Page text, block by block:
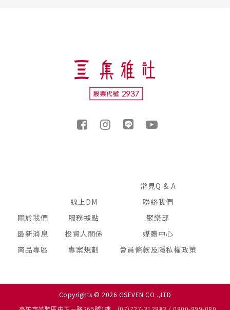
關於我們
最新消息
商品專區
線上DM
服務據點
投資人關係
專案規劃
常見Q & A
聯絡我們
聚樂部
媒體中心
會員條款及隱私權政策
Copyrights © 2026 GSEVEN CO .,LTD